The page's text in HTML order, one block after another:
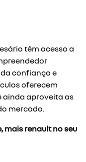
têm acesso a
confiança e
oferecem
ainda aproveita as
mercado.
mais renault no seu